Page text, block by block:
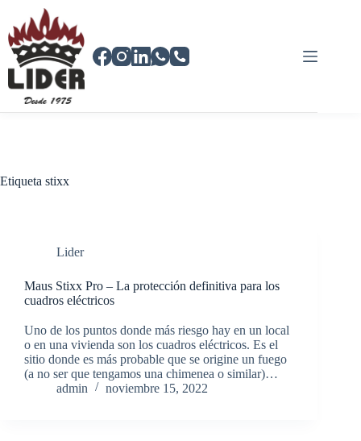
contenido
Etiqueta stixx
Lider
Maus Stixx Pro – La protección definitiva para los
cuadros eléctricos
Uno de los puntos donde más riesgo hay en un local
o en una vivienda son los cuadros eléctricos. Es el
sitio donde es más probable que se origine un fuego
(a no ser que tengamos una chimenea o similar)…
admin
noviembre 15, 2022